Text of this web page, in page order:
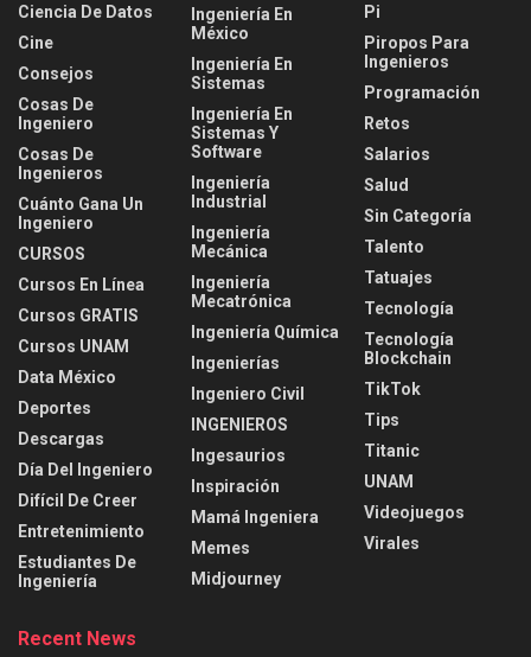
Ciencia De Datos
Cine
Consejos
Cosas De
Ingeniero
Cosas De
Ingenieros
Cuánto Gana Un
Ingeniero
CURSOS
Cursos En Línea
Cursos GRATIS
Cursos UNAM
Data México
Deportes
Descargas
Día Del Ingeniero
Difícil De Creer
Entretenimiento
Estudiantes De
Ingeniería
Ingeniería En
México
Ingeniería En
Sistemas
Ingeniería En
Sistemas Y
Software
Ingeniería
Industrial
Ingeniería
Mecánica
Ingeniería
Mecatrónica
Ingeniería Química
Ingenierías
Ingeniero Civil
INGENIEROS
Ingesaurios
Inspiración
Mamá Ingeniera
Memes
Midjourney
Pi
Piropos Para
Ingenieros
Programación
Retos
Salarios
Salud
Sin Categoría
Talento
Tatuajes
Tecnología
Tecnología
Blockchain
TikTok
Tips
Titanic
UNAM
Videojuegos
Virales
Recent News